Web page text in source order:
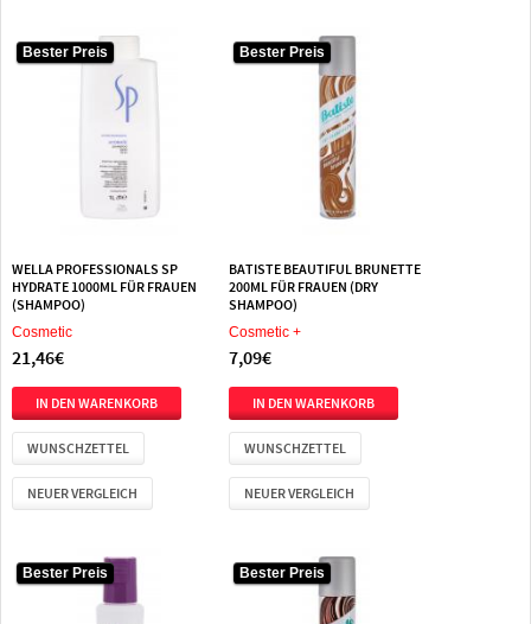
Bester Preis
WELLA PROFESSIONALS SP
HYDRATE 1000ML FÜR FRAUEN
(SHAMPOO)
Cosmetic
21,46€
WUNSCHZETTEL
NEUER VERGLEICH
Bester Preis
BATISTE BEAUTIFUL BRUNETTE
200ML FÜR FRAUEN (DRY
SHAMPOO)
Cosmetic +
7,09€
WUNSCHZETTEL
NEUER VERGLEICH
Bester Preis Bester Preis